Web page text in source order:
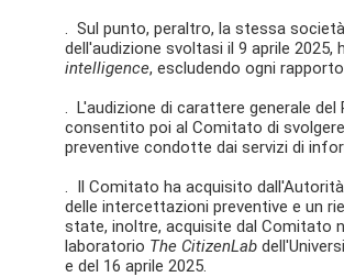
. Sul punto, peraltro, la stessa
dell'audizione svoltasi il 9 aprile
intelligence, escludendo ogni
. L'audizione di carattere generale
consentito poi al Comitato di
preventive condotte dai servizi di
. Il Comitato ha acquisito
delle intercettazioni preventive e un
state, inoltre, acquisite dal Comitato
laboratorio The CitizenLab
e del 16 aprile 2025.